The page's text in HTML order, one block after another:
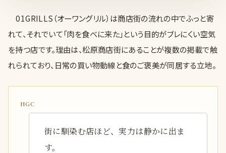
01GRILLS（オーワングリル）は商店街の流れの中でふっと寄
れて、それでいて「肉を食べに来た」という目的がブレにくい空気
を持つ店です。理由は、松原商店街にあることが複数の掲載で触
れられており、日常の買い物動線と食のご褒美が同居する立地。
街に馴染む店ほど、実力は静かに出ま
す。